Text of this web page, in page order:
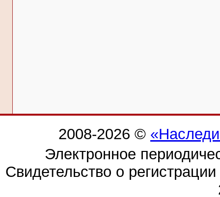
2008-2026 ©
Электронное
Свидетельство о